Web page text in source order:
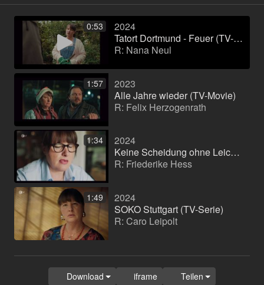
0:53
2024
Tatort Dortmund - Feuer (TV-Movie)
R: Nana Neul
1:57
2023
Alle Jahre wieder (TV-Movie)
R: Felix Herzogenrath
1:34
2024
Keine Scheidung ohne Leiche (TV-Movie)
R: Friederike Hess
1:49
2024
SOKO Stuttgart (TV-Serie)
R: Caro Leipolt
Download iframe
Teilen